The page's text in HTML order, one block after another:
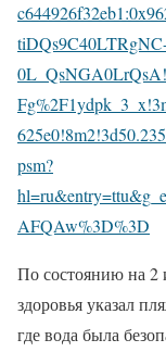
psm?
AFQAw%3D%3D
По состоянию на 2
здоровья указал
где вода была